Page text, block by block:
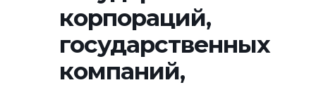
корпораций,
государственных
компаний,